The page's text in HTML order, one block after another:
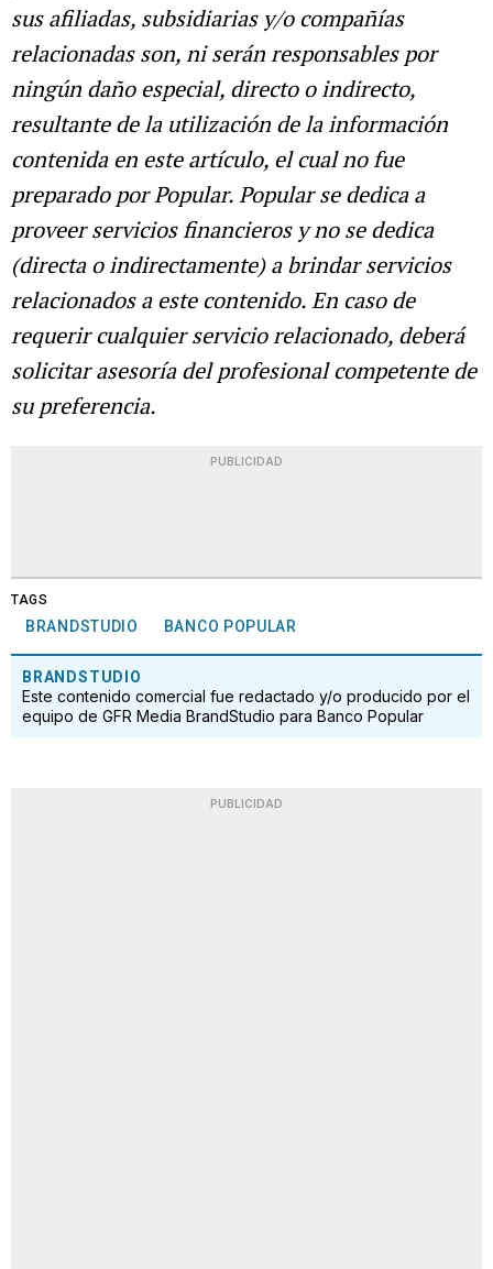
sus afiliadas, subsidiarias y/o compañías
relacionadas son, ni serán responsables por
ningún daño especial, directo o indirecto,
resultante de la utilización de la información
contenida en este artículo, el cual no fue
preparado por Popular. Popular se dedica a
proveer servicios financieros y no se dedica
(directa o indirectamente) a brindar servicios
relacionados a este contenido. En caso de
requerir cualquier servicio relacionado, deberá
solicitar asesoría del profesional competente de
su preferencia.
PUBLICIDAD
TAGS
BRANDSTUDIO BANCO POPULAR
BRANDSTUDIO
Este contenido comercial fue redactado y/o producido por el
equipo de GFR Media BrandStudio para Banco Popular
PUBLICIDAD